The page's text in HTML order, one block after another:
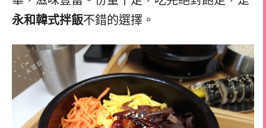
永和韓式拌飯不錯的選擇。